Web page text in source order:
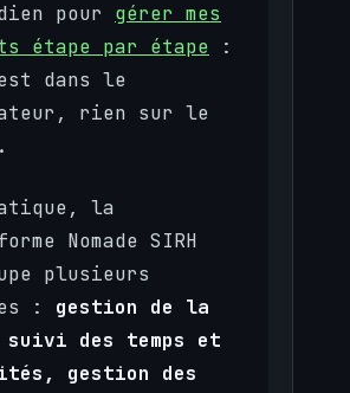
pour gérer mes
étape par étape :
dans le
rien sur le
la
Nomade SIRH
plusieurs
: gestion de la
des temps et
gestion des